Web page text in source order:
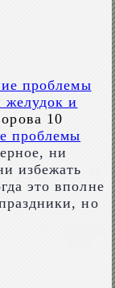
проблемы
желудок и
10
ни
избежать
это вполне
но